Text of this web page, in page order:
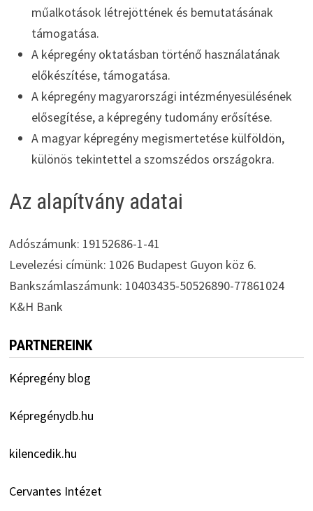
műalkotások létrejöttének és bemutatásának
támogatása.
A képregény oktatásban történő használatának
előkészítése, támogatása.
A képregény magyarországi intézményesülésének
elősegítése, a képregény tudomány erősítése.
A magyar képregény megismertetése külföldön,
különös tekintettel a szomszédos országokra.
Az alapítvány adatai
Adószámunk: 19152686-1-41
Levelezési címünk: 1026 Budapest Guyon köz 6.
Bankszámlaszámunk: 10403435-50526890-77861024
K&H Bank
PARTNEREINK
Képregény blog
Képregénydb.hu
kilencedik.hu
Cervantes Intézet